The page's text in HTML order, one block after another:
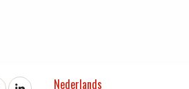
Nederlands